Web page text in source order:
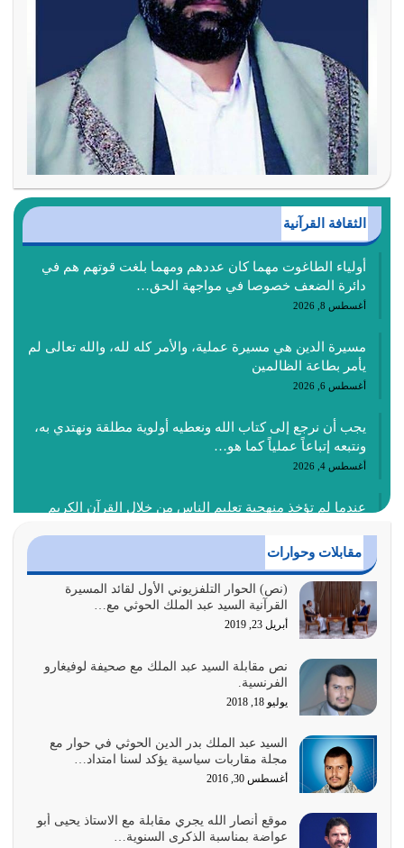
الثقافة القرآنية
أولياء الطاغوت مهما كان عددهم ومهما بلغت قوتهم هم في
دائرة الضعف خصوصا في مواجهة الحق…
أغسطس 8, 2026
مسيرة الدين هي مسيرة عملية، والأمر كله لله، والله تعالى لم
يأمر بطاعة الظالمين
أغسطس 6, 2026
يجب أن نرجع إلى كتاب الله ونعطيه أولوية مطلقة ونهتدي به،
ونتبعه إتباعاً عملياً كما هو…
أغسطس 4, 2026
عندما لم تؤخذ منهجية تعليم الناس من خلال القرآن الكريم
أغسطس 3, 2026
الغاية من الصلاة هو ذكر الله (أقم الصلاة لذكري) إضافة إلى
{وَأَعِدُّوا لَهُمْ مَا…
أغسطس 2, 2026
السبب الرئيسي لشقاء الأمة الابتعاد عن كتاب الله والتعدي
لحدود الله بالإضافات للدين
أغسطس 1, 2026
أبرز أسباب الشقاء هو الإعراض عن ذكر الله وعن هدى الله
المتمثل في القرآن الكريم
يوليو 31, 2026
أولياء الشيطان كلما كانوا أكثر ولاءً وطاعة للشيطان كلما كانوا
مقابلات وحوارات
(نص) الحوار التلفزيوني الأول لقائد المسيرة
القرآنية السيد عبد الملك الحوثي مع…
أبريل 23, 2019
نص مقابلة السيد عبد الملك مع صحيفة لوفيغارو
الفرنسية.
يوليو 18, 2018
السيد عبد الملك بدر الدين الحوثي في حوار مع
مجلة مقاربات سياسية يؤكد لسنا امتداد…
أغسطس 30, 2016
موقع أنصار الله يجري مقابلة مع الاستاذ يحيى أبو
عواضة بمناسبة الذكرى السنوية…